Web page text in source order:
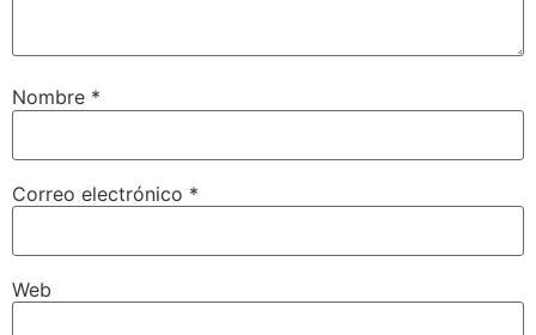
Nombre *
Correo electrónico *
Web